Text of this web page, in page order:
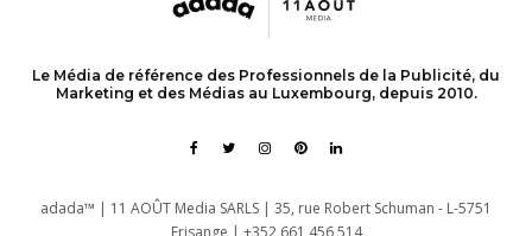
Le Média de référence des Professionnels de la Publicité, du
Marketing et des Médias au Luxembourg, depuis 2010.
adada™ | 11 AOÛT Media SARLS | 35, rue Robert Schuman - L-5751
Frisange | +352 661 456 514